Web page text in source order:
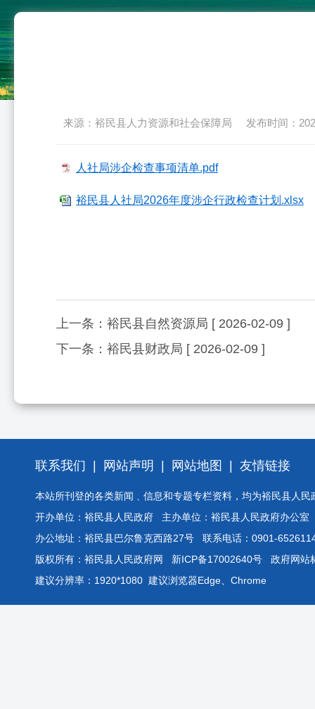
来源：裕民县人力资源和社会保障局 发布时间：
人社局涉企检查事项清单.pdf
裕民县人社局2026年度涉企行政检查计划.xlsx
上一条： 裕民县自然资源局 [ 2026-02-09 ]
下一条： 裕民县财政局 [ 2026-02-09 ]
联系我们 网站声明 网站地图 友情链接
本站所刊登的各类新闻﹑信息和专题专栏资料，均为裕民县人
开办单位：裕民县人民政府 主办单位：裕民县人民政府办公
办公地址：裕民县巴尔鲁克西路27号 联系电话：0901-
版权所有：裕民县人民政府网 新ICP备17002640号 政府网站
建议分辨率：1920*1080 建议浏览器Edge、Chrome